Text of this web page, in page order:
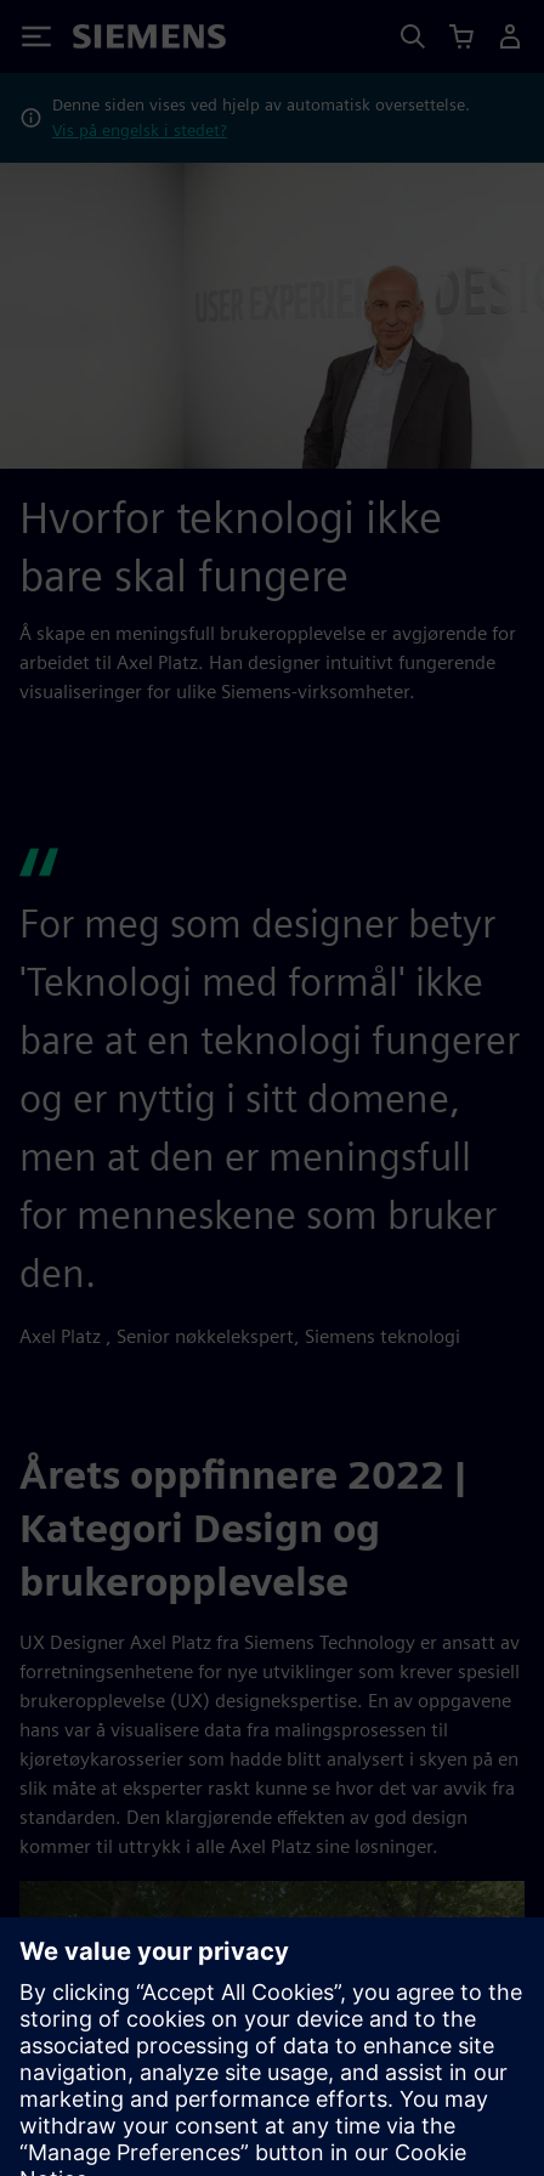
Siemens
Denne siden vises ved hjelp av automatisk oversettelse.
Vis på engelsk i stedet?
Hvorfor teknologi ikke
bare skal fungere
Å skape en meningsfull brukeropplevelse er avgjørende for
arbeidet til Axel Platz. Han designer intuitivt fungerende
visualiseringer for ulike Siemens-virksomheter.
For meg som designer betyr
'Teknologi med formål' ikke
bare at en teknologi fungerer
og er nyttig i sitt domene,
men at den er meningsfull
for menneskene som bruker
den.
Axel Platz , Senior nøkkelekspert, Siemens teknologi
Årets oppfinnere 2022 |
Kategori Design og
brukeropplevelse
UX Designer Axel Platz fra Siemens Technology er ansatt av
forretningsenhetene for nye utviklinger som krever spesiell
brukeropplevelse (UX) designekspertise. En av oppgavene
hans var å visualisere data fra malingsprosessen til
kjøretøykarosserier som hadde blitt analysert i skyen på en
slik måte at eksperter raskt kunne se hvor det var avvik fra
standarden. Den klargjørende effekten av god design
kommer til uttrykk i alle Axel Platz sine løsninger.
Play
03:42
Mute Settings
PIP
Play